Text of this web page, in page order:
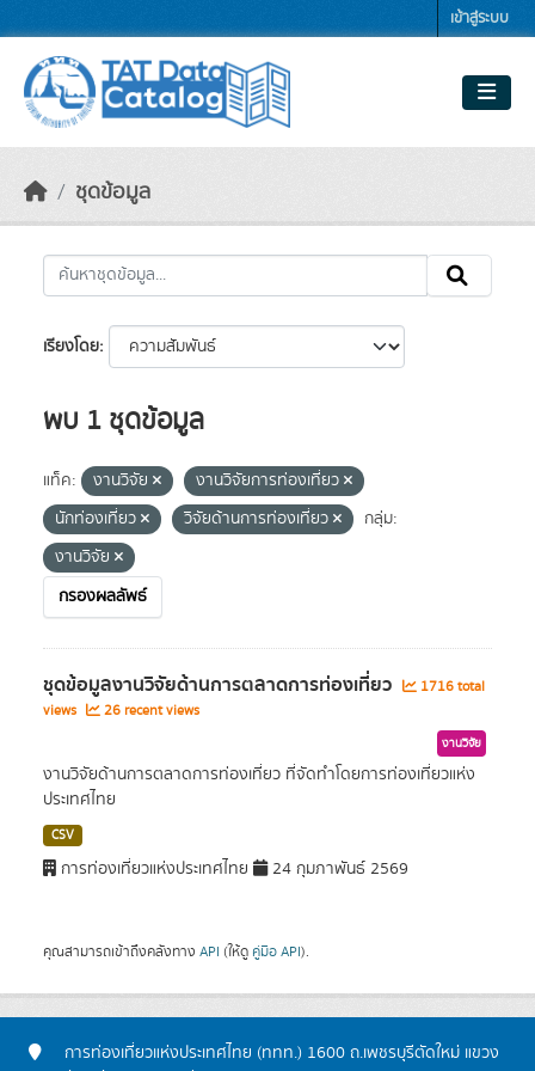
เข้าสู่ระบบ
ชุดข้อมูล
เรียงโดย
พบ 1 ชุดข้อมูล
แท็ค: งานวิจัย
งานวิจัยการท่องเที่ยว
นักท่องเที่ยว
วิจัยด้านการท่องเที่ยว
กลุ่ม:
งานวิจัย
กรองผลลัพธ์
ชุดข้อมูลงานวิจัยด้านการตลาดการท่องเที่ยว
1716 total
views
26 recent views
งานวิจัย
งานวิจัยด้านการตลาดการท่องเที่ยว ที่จัดทำโดยการท่องเที่ยวแห่ง
ประเทศไทย
CSV
การท่องเที่ยวแห่งประเทศไทย 24 กุมภาพันธ์ 2569
คุณสามารถเข้าถึงคลังทาง API (ให้ดู คู่มือ API).
การท่องเที่ยวแห่งประเทศไทย (ททท.) 1600 ถ.เพชรบุรีตัดใหม่ แขวง